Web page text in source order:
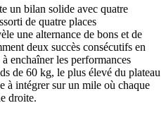
un bilan solide avec quatre
de quatre places
une alternance de bons et de
deux succès consécutifs en
enchaîner les performances
de 60 kg, le plus élevé du plateau
à intégrer sur un mile où chaque
droite.